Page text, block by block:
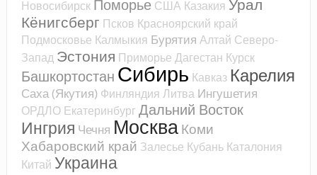
Новосибирск Поморье США Казакия Урал
Кёнигсберг Псков Красноярский край
Подмосковье Калмыкия Бурятия Алтай Северо-
Запад Эстония Приморье Дагестан Курск
Башкортостан Сибирь Кавказ Карелия
Саха (Якутия) Финляндия Литва Ингушетия
ОРДЛО Екатеринбург Дальний Восток
Ингрия Чечня Москва Коми
Хабаровский край Залесье Кубань Каталония
Китай Украина